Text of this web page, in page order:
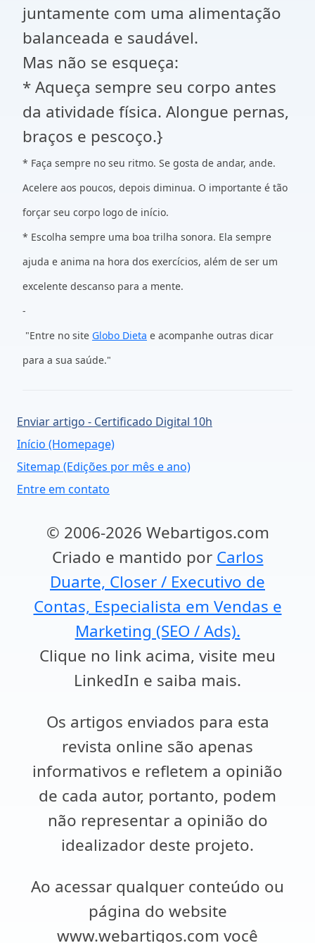
juntamente com uma alimentação
balanceada e saudável.
Mas não se esqueça:
* Aqueça sempre seu corpo antes
da atividade física. Alongue pernas,
braços e pescoço.}
* Faça sempre no seu ritmo. Se gosta de andar, ande.
Acelere aos poucos, depois diminua. O importante é tão
forçar seu corpo logo de início.
* Escolha sempre uma boa trilha sonora. Ela sempre
ajuda e anima na hora dos exercícios, além de ser um
excelente descanso para a mente.
-
"Entre no site Globo Dieta e acompanhe outras dicar
para a sua saúde."
Enviar artigo - Certificado Digital 10h
Início (Homepage)
Sitemap (Edições por mês e ano)
Entre em contato
© 2006-2026 Webartigos.com
Criado e mantido por Carlos
Duarte, Closer / Executivo de
Contas, Especialista em Vendas e
Marketing (SEO / Ads).
Clique no link acima, visite meu
LinkedIn e saiba mais.
Os artigos enviados para esta
revista online são apenas
informativos e refletem a opinião
de cada autor, portanto, podem
não representar a opinião do
idealizador deste projeto.
Ao acessar qualquer conteúdo ou
página do website
www.webartigos.com você